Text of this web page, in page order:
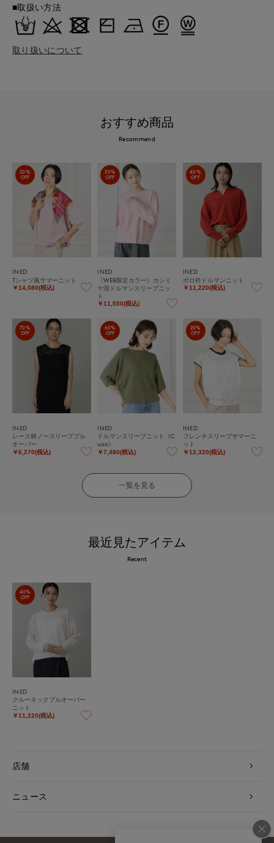
■取扱い方法
取り扱いについて
おすすめ商品
Recommend
20%
OFF
INED
Tシャツ風サマーニット
￥14,080(税込)
30%
OFF
INED
《WEB限定カラー》カシミ
ヤ混ドルマンスリーブニッ
ト
￥11,550(税込)
40%
OFF
INED
ポロ衿ドルマンニット
￥11,220(税込)
70%
OFF
INED
レース柄ノースリーブプル
オーバー
￥6,270(税込)
60%
OFF
INED
ドルマンスリーブニット《C
uoo》
￥7,480(税込)
20%
OFF
INED
フレンチスリーブサマーニ
ット
￥12,320(税込)
一覧を見る
最近見たアイテム
Recent
40%
OFF
INED
クルーネックプルオーバー
ニット
￥11,220(税込)
店舗
ニュース